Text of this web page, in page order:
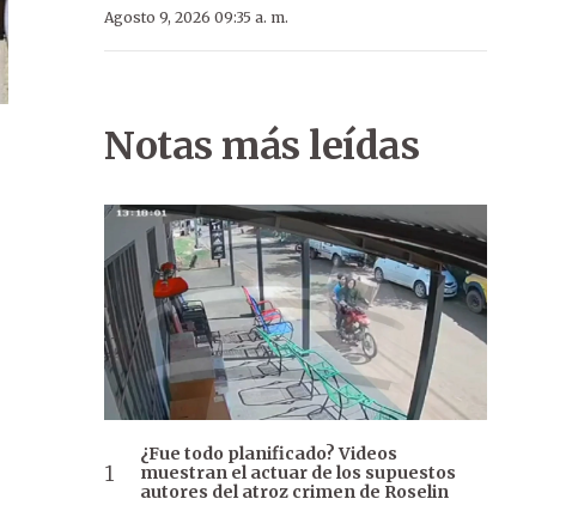
Agosto 9, 2026 09:35 a. m.
Notas más leídas
¿Fue todo planificado? Videos
muestran el actuar de los supuestos
autores del atroz crimen de Roselin